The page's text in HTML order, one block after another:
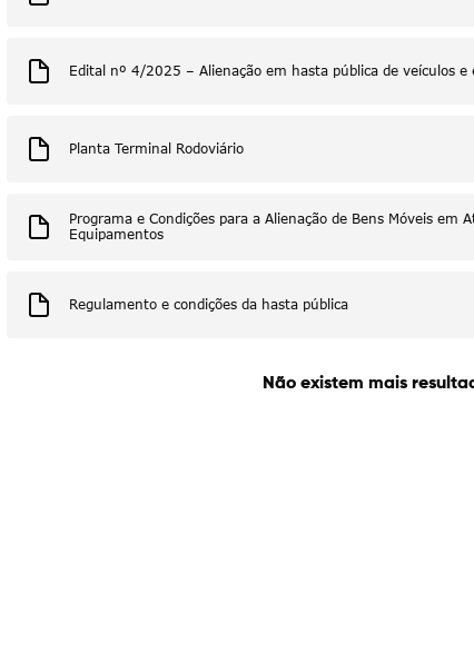
Edital nº 4/2025 – Alienação em hasta pública de veículos e
Planta Terminal Rodoviário
Programa e Condições para a Alienação de Bens Móveis em
Equipamentos
Regulamento e condições da hasta pública
Não existem mais